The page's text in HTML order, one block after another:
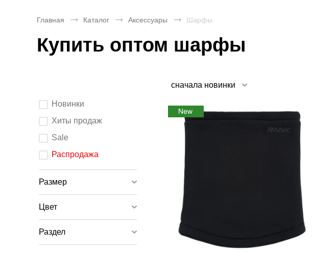
Главная Каталог Аксессуары Шарфы
Купить оптом шарфы
Выберите
параметры
После
изменения
элемента
ввода
обновится.
Новинки
Хиты продаж
Sale
Распродажа
Размер
Цвет
Раздел
сначала новинки